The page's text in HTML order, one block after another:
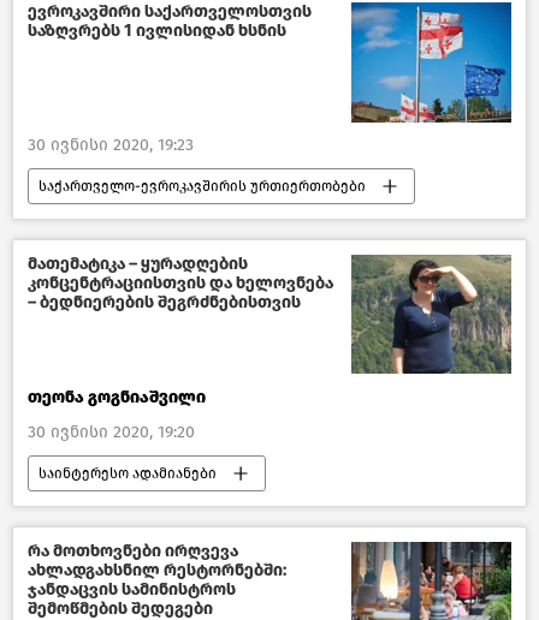
ევროკავშირი საქართველოსთვის
საზღვრებს 1 ივლისიდან ხსნის
30 ივნისი 2020, 19:23
საქართველო-ევროკავშირის ურთიერთობები
ახალი ამბები პოლიტიკა
საქართველო
მათემატიკა – ყურადღების
კონცენტრაციისთვის და ხელოვნება
– ბედნიერების შეგრძნებისთვის
თეონა გოგნიაშვილი
30 ივნისი 2020, 19:20
საინტერესო ადამიანები
წასაკითხი ამბები საქართველო
რა მოთხოვნები ირღვევა
ახლადგახსნილ რესტორნებში:
ჯანდაცვის სამინისტროს
შემოწმების შედეგები